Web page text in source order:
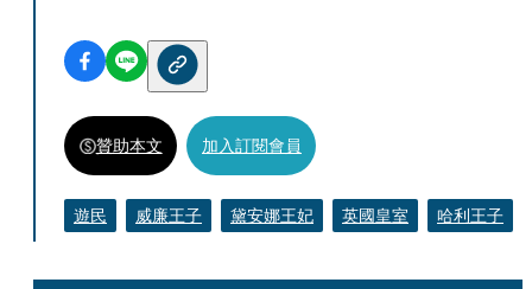
贊助本文 加入訂閱會員
遊民 威廉王子 黛安娜王妃 英國皇室 哈利王子